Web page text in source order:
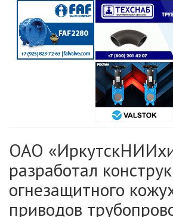
ОАО
разработал
огнезащитного
приводов